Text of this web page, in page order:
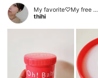
My favorite♡My free …
thihi